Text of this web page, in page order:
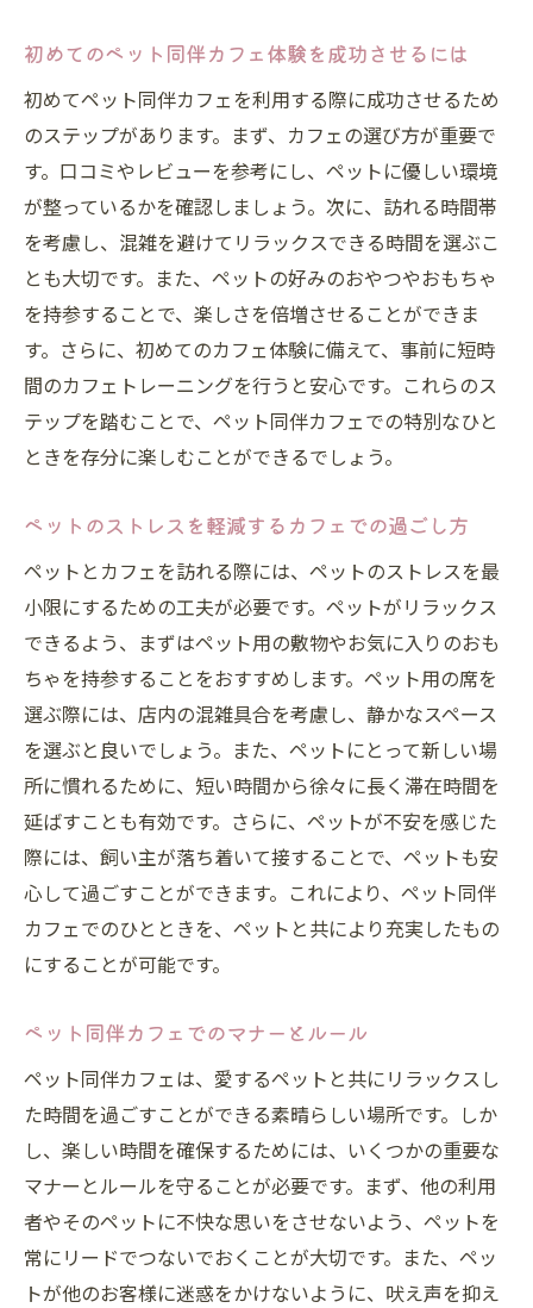
有
ペット同伴カフェでの特別な思い出作り
ペットと訪れるカフェでのリラックス方法
ペット同伴で楽しむカフェの楽しみ方
友人や家族とペット同伴カフェを楽しむ
ペット同伴カフェでの体験をSNSで広めよう
ペットと一緒に楽しむ都会の隠れ家カフェの選
ペットのための安全なカフェを選ぶ基準
都会の隠れ家カフェを発見するコツ
ペットと一緒に楽しむためのカフェ選びの
都会の隠れ家カフェがペットと飼い主に与
える安らぎ
ペット同伴のための特別なカフェ選び
隠れ家カフェでのペットとの過ごし方
愛するペットと共に訪れたい！都会の喧騒を忘
れるカフェ
都会の喧騒を忘れられるカフェの魅力
ペットと訪れる価値のある静かなカフェ
ペットがリラックスできるカフェの選び方
ペットと一緒に訪れるカフェの特別な空間
都会のペット同伴カフェでの静かな時間
喧騒を忘れる都会のカフェでの癒しの時間
流
ペットオーナー同士の交流を楽しむカフェ
カフェでの新たな出会いとペットの社交性
ペット同伴カフェでの友人作りのコツ
ペット同伴カフェがもたらすコミュニティ
ペットを通じた人との新しい繋がり
カフェでの交流がペットにもたらす変化
初めてのペット同伴カフェ体験を成功させるには
初めてペット同伴カフェを利用する際に成功させるため
のステップがあります。まず、カフェの選び方が重要で
す。口コミやレビューを参考にし、ペットに優しい環境
が整っているかを確認しましょう。次に、訪れる時間帯
を考慮し、混雑を避けてリラックスできる時間を選ぶこ
とも大切です。また、ペットの好みのおやつやおもちゃ
を持参することで、楽しさを倍増させることができま
す。さらに、初めてのカフェ体験に備えて、事前に短時
間のカフェトレーニングを行うと安心です。これらのス
テップを踏むことで、ペット同伴カフェでの特別なひと
ときを存分に楽しむことができるでしょう。
ペットのストレスを軽減するカフェでの過ごし方
ペットとカフェを訪れる際には、ペットのストレスを最
小限にするための工夫が必要です。ペットがリラックス
できるよう、まずはペット用の敷物やお気に入りのおも
ちゃを持参することをおすすめします。ペット用の席を
選ぶ際には、店内の混雑具合を考慮し、静かなスペース
を選ぶと良いでしょう。また、ペットにとって新しい場
所に慣れるために、短い時間から徐々に長く滞在時間を
延ばすことも有効です。さらに、ペットが不安を感じた
際には、飼い主が落ち着いて接することで、ペットも安
心して過ごすことができます。これにより、ペット同伴
カフェでのひとときを、ペットと共により充実したもの
にすることが可能です。
ペット同伴カフェでのマナーとルール
ペット同伴カフェは、愛するペットと共にリラックスし
た時間を過ごすことができる素晴らしい場所です。しか
し、楽しい時間を確保するためには、いくつかの重要な
マナーとルールを守ることが必要です。まず、他の利用
者やそのペットに不快な思いをさせないよう、ペットを
常にリードでつないでおくことが大切です。また、ペッ
トが他のお客様に迷惑をかけないように、吠え声を抑え